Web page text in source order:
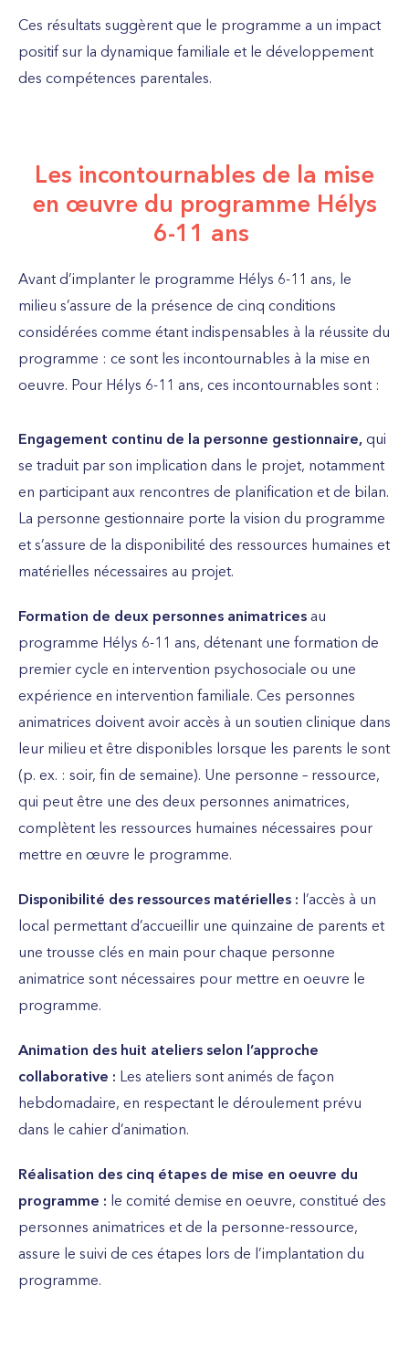
Ces résultats suggèrent que le programme a un impact
positif sur la dynamique familiale et le développement
des compétences parentales.
Les incontournables de la mise
en œuvre du programme Hélys
6-11 ans
Avant d’implanter le programme Hélys 6-11 ans, le
milieu s’assure de la présence de cinq conditions
considérées comme étant indispensables à la réussite du
programme : ce sont les incontournables à la mise en
oeuvre. Pour Hélys 6-11 ans, ces incontournables sont :
Engagement continu de la personne gestionnaire, qui
se traduit par son implication dans le projet, notamment
en participant aux rencontres de planification et de bilan.
La personne gestionnaire porte la vision du programme
et s’assure de la disponibilité des ressources humaines et
matérielles nécessaires au projet.
Formation de deux personnes animatrices au
programme Hélys 6-11 ans, détenant une formation de
premier cycle en intervention psychosociale ou une
expérience en intervention familiale. Ces personnes
animatrices doivent avoir accès à un soutien clinique dans
leur milieu et être disponibles lorsque les parents le sont
(p. ex. : soir, fin de semaine). Une personne – ressource,
qui peut être une des deux personnes animatrices,
complètent les ressources humaines nécessaires pour
mettre en œuvre le programme.
Disponibilité des ressources matérielles : l’accès à un
local permettant d’accueillir une quinzaine de parents et
une trousse clés en main pour chaque personne
animatrice sont nécessaires pour mettre en oeuvre le
programme.
Animation des huit ateliers selon l’approche
collaborative : Les ateliers sont animés de façon
hebdomadaire, en respectant le déroulement prévu
dans le cahier d’animation.
Réalisation des cinq étapes de mise en oeuvre du
programme : le comité demise en oeuvre, constitué des
personnes animatrices et de la personne-ressource,
assure le suivi de ces étapes lors de l’implantation du
programme.